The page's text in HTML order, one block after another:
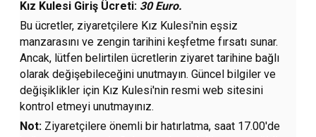
Kız Kulesi Giriş Ücreti: 30 Euro.
Bu ücretler, ziyaretçilere Kız Kulesi'nin eşsiz
manzarasını ve zengin tarihini keşfetme fırsatı sunar.
Ancak, lütfen belirtilen ücretlerin ziyaret tarihine bağlı
olarak değişebileceğini unutmayın. Güncel bilgiler ve
değişiklikler için Kız Kulesi'nin resmi web sitesini
kontrol etmeyi unutmayınız.
Not: Ziyaretçilere önemli bir hatırlatma, saat 17.00'de